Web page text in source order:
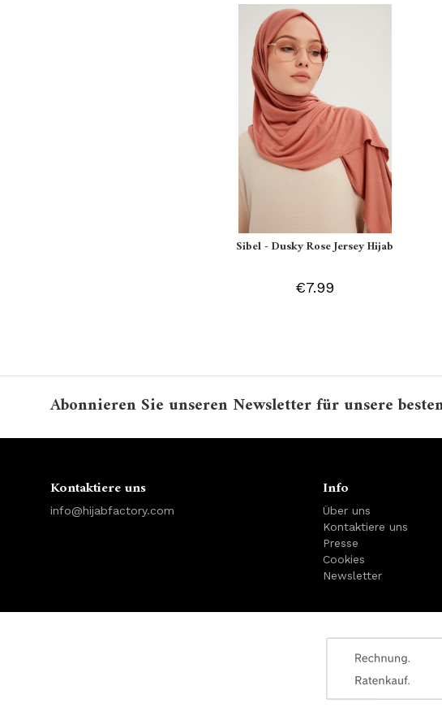
Sibel - Dusky Rose Jersey Hijab
€7.99
Abonnieren Sie unseren Newsletter für unsere
Kontaktiere uns
info@hijabfactory.com
Info
Über uns
Kontaktiere uns
Presse
Cookies
Newsletter